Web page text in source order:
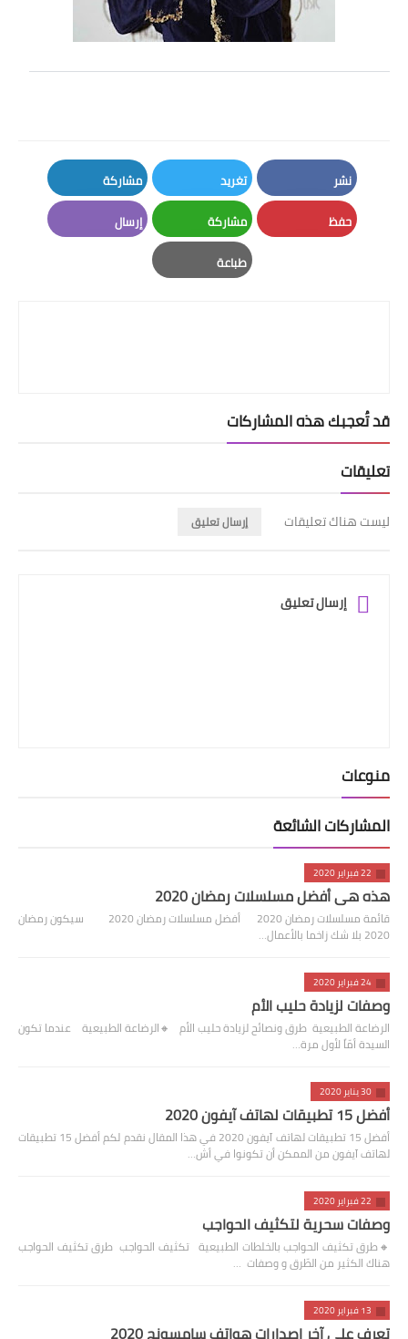
نشر
Facebook
تغريد
Twitter
مشاركة
LinkedIn
حفظ مشاركة
Whatsapp
إرسال
طباعة
قد تُعجبك هذه المشاركات
تعليقات
ليست هناك تعليقات إرسال تعليق
إرسال تعليق
منوعات
المشاركات الشائعة
22 فبراير 2020
هذه هي أفضل مسلسلات رمضان 2020
قائمة مسلسلات رمضان 2020 أفضل مسلسلات رمضان 2020 سيكون رمضان
2020 بلا شك زاخما بالأعمال…
24 فبراير 2020
وصفات لزيادة حليب الأم
الرضاعة الطبيعية طرق ونصائح لزيادة حليب الأم 🔸️الرضاعة الطبيعية عندما تكون
السيدة أمّاً لأول مرة…
30 يناير 2020
أفضل 15 تطبيقات لهاتف آيفون 2020
أفضل 15 تطبيقات لهاتف آيفون 2020 في هذا المقال نقدم لكم أفضل 15 تطبيقات
لهاتف آيفون من الممكن أن تكونوا في أش…
22 فبراير 2020
وصفات سحرية لتكثيف الحواجب
🔸️طرق تكثيف الحواجب بالخلطات الطبيعية تكثيف الحواجب طرق تكثيف الحواجب
هناك الكثير من الطّرق و وصفات …
13 فبراير 2020